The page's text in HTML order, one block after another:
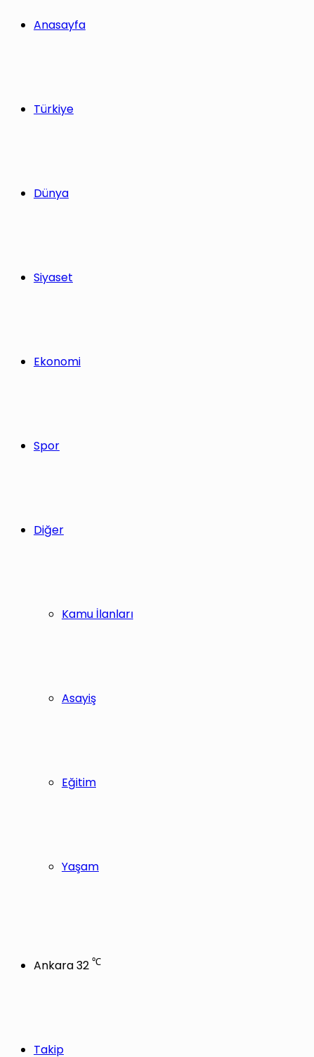
Anasayfa
Türkiye
Dünya
Siyaset
Ekonomi
Spor
Diğer
Kamu İlanları
Asayiş
Eğitim
Yaşam
Ankara32 ℃
Takip